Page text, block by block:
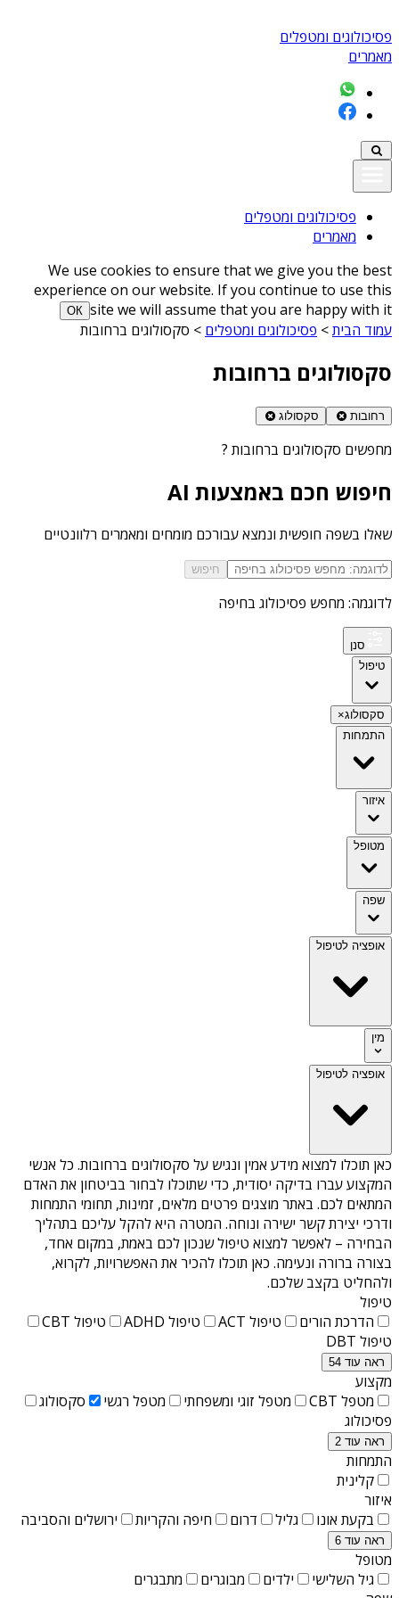
פסיכולוגים ומטפלים
מאמרים
פסיכולוגים ומטפלים
מאמרים
We use cookies to ensure that we give you the best
experience on our website. If you continue to use this
site we will assume that you are happy with it
ОК
עמוד הבית> פסיכולוגים ומטפלים > סקסולוגים ברחובות
סקסולוגים ברחובות
רחובות סקסולוג
מחפשים סקסולוגים ברחובות ?
חיפוש חכם באמצעות AI
שאלו בשפה חופשית ונמצא עבורכם מומחים ומאמרים רלוונטיים
חיפוש
לדוגמה: מחפש פסיכולוג בחיפה
סנן
טיפול
סקסולוג×
התמחות
איזור
מטופל
שפה
אופציה לטיפול
מין
אופציה לטיפול
כאן תוכלו למצוא מידע אמין ונגיש על סקסולוגים ברחובות. כל אנשי
המקצוע עברו בדיקה יסודית, כדי שתוכלו לבחור בביטחון את האדם
המתאים לכם. באתר מוצגים פרטים מלאים, זמינות, תחומי התמחות
ודרכי יצירת קשר ישירה ונוחה. המטרה היא להקל עליכם בתהליך
הבחירה – לאפשר למצוא טיפול שנכון לכם באמת, במקום אחד,
בצורה ברורה ונעימה. כאן תוכלו להכיר את האפשרויות, לקרוא,
ולהחליט בקצב שלכם.
טיפול
הדרכת הורים
טיפול ACT טיפול ADHD
טיפול CBT
טיפול DBT
ראה עוד 54
מקצוע
מטפל CBT
מטפל זוגי ומשפחתי מטפל רגשי
סקסולוג
פסיכולוג
ראה עוד 2
התמחות
קלינית
איזור
בקעת אונו
גליל דרום חיפה והקריות ירושלים והסביבה
ראה עוד 6
מטופל
גיל השלישי
ילדים מבוגרים
מתבגרים